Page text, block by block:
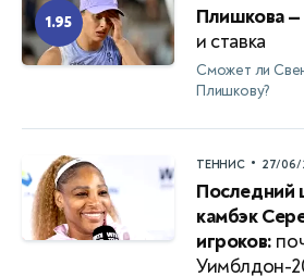
1.95 Плишкова —
и ставка
Сможет ли
Плишкову?
ТЕННИС • 27/06/
Последний
камбэк
игроков:
Уимблдон-